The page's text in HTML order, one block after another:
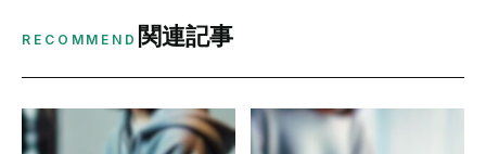
RECOMMEND 関連記事